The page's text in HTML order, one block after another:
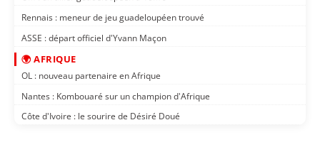
Rennais : meneur de jeu guadeloupéen trouvé
ASSE : départ officiel d'Yvann Maçon
🌍 AFRIQUE
OL : nouveau partenaire en Afrique
Nantes : Kombouaré sur un champion d'Afrique
Côte d'Ivoire : le sourire de Désiré Doué